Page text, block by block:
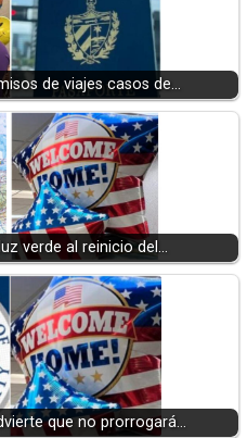
de viajes casos de…
verde al reinicio del…
que no prorrogará…